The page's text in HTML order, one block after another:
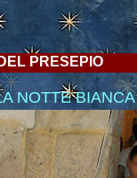
PRESEPIO
NOTTE